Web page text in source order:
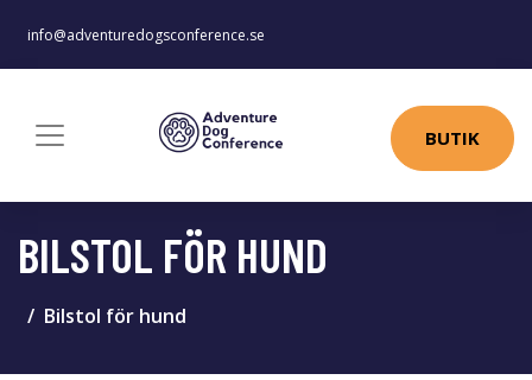
info@adventuredogsconference.se
BUTIK
BILSTOL FÖR HUND
Bilstol för hund